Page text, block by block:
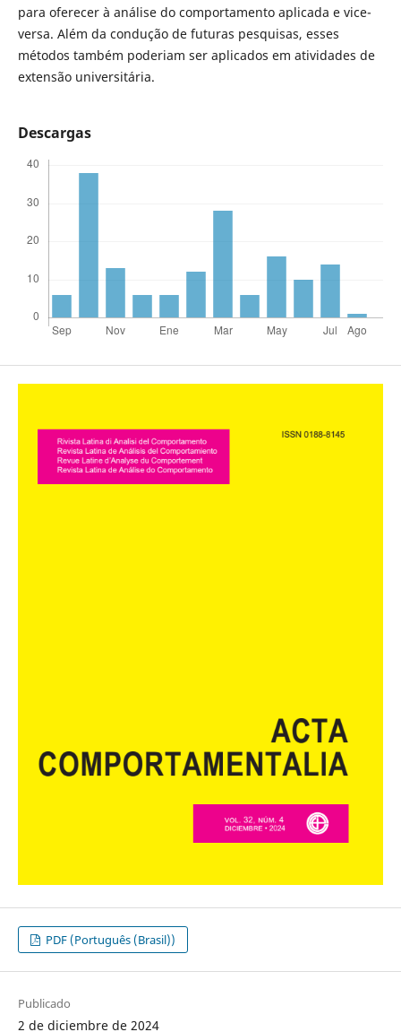
para oferecer à análise do comportamento aplicada e vice-
versa. Além da condução de futuras pesquisas, esses
métodos também poderiam ser aplicados em atividades de
extensão universitária.
Descargas
PDF (Português (Brasil))
Publicado
2 de diciembre de 2024